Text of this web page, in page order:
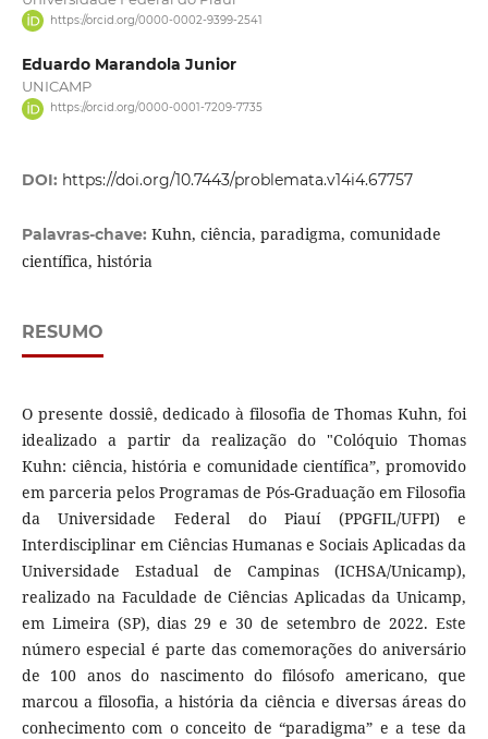
https://orcid.org/0000-0002-9399-2541
Eduardo Marandola Junior
UNICAMP
https://orcid.org/0000-0001-7209-7735
DOI: https://doi.org/10.7443/problemata.v14i4.67757
Palavras-chave: Kuhn, ciência, paradigma, comunidade
científica, história
RESUMO
O presente dossiê, dedicado à filosofia de Thomas Kuhn, foi
idealizado a partir da realização do "Colóquio Thomas
Kuhn: ciência, história e comunidade científica”, promovido
em parceria pelos Programas de Pós-Graduação em Filosofia
da Universidade Federal do Piauí (PPGFIL/UFPI) e
Interdisciplinar em Ciências Humanas e Sociais Aplicadas da
Universidade Estadual de Campinas (ICHSA/Unicamp),
realizado na Faculdade de Ciências Aplicadas da Unicamp,
em Limeira (SP), dias 29 e 30 de setembro de 2022. Este
número especial é parte das comemorações do aniversário
de 100 anos do nascimento do filósofo americano, que
marcou a filosofia, a história da ciência e diversas áreas do
conhecimento com o conceito de “paradigma” e a tese da